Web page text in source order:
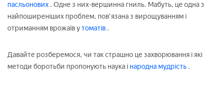
пасльонових . Одне з них-вершинна гниль. Мабуть, це одна з
найпоширеніших проблем, пов'язана з вирощуванням і
отриманням врожаїв утоматів .
Давайте розберемося, чи так страшно це захворювання і які
методи боротьби пропонують наука і народна мудрість .